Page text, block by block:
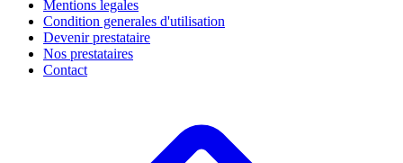
Mentions legales
Condition generales d'utilisation
Devenir prestataire
Nos prestataires
Contact